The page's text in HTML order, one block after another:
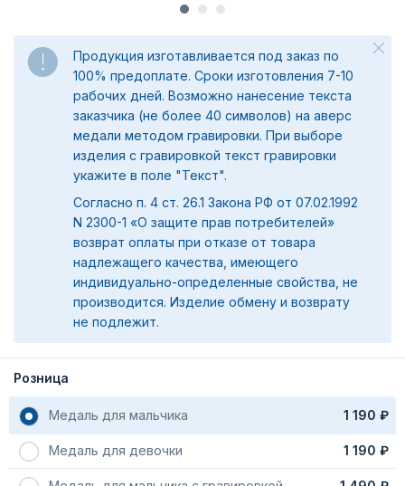
Продукция изготавливается под заказ по
100% предоплате. Сроки изготовления 7-10
рабочих дней. Возможно нанесение текста
заказчика (не более 40 символов) на аверс
медали методом гравировки. При выборе
изделия с гравировкой текст гравировки
укажите в поле "Текст".
Согласно п. 4 ст. 26.1 Закона РФ от 07.02.1992
N 2300-1 «О защите прав потребителей»
возврат оплаты при отказе от товара
надлежащего качества, имеющего
индивидуально-определенные свойства, не
производится. Изделие обмену и возврату
не подлежит.
Розница
Медаль для мальчика 1 190 ₽
Медаль для девочки 1 190 ₽